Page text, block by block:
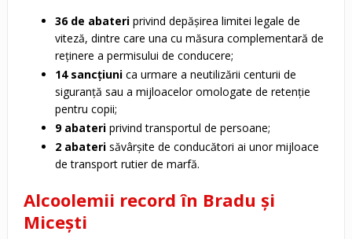
36 de abateriprivind depășirea limitei legale de
viteză, dintre care una cu măsura complementară de
reținere a permisului de conducere;
14 sancțiunica urmare a neutilizării centurii de
siguranță sau a mijloacelor omologate de retenție
pentru copii;
9 abateriprivind transportul de persoane;
2 abaterisăvârșite de conducători ai unor mijloace
de transport rutier de marfă.
Alcoolemii record în Bradu și
Micești